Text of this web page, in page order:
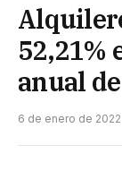
52,21%
anual
6 de enero de 2022